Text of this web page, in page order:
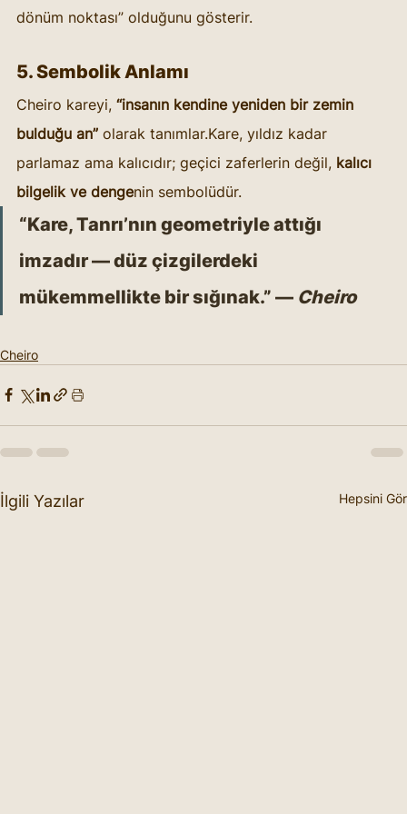
dönüm noktası” olduğunu gösterir.
5. Sembolik Anlamı
Cheiro kareyi, “insanın kendine yeniden bir zemin
bulduğu an” olarak tanımlar.Kare, yıldız kadar
parlamaz ama kalıcıdır; geçici zaferlerin değil, kalıcı
bilgelik ve dengenin sembolüdür.
“Kare, Tanrı’nın geometriyle attığı
imzadır — düz çizgilerdeki
mükemmellikte bir sığınak.” — Cheiro
Cheiro
İlgili Yazılar Hepsini Gör